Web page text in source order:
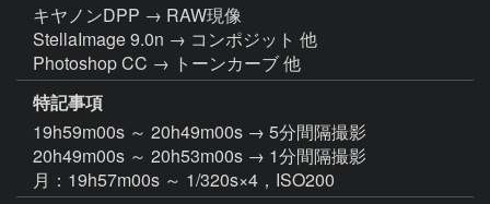
キヤノンDPP → RAW現像
StellaImage 9.0n → コンポジット 他
Photoshop CC → トーンカーブ 他
特記事項
19h59m00s ～ 20h49m00s → 5分間隔撮影
20h49m00s ～ 20h53m00s → 1分間隔撮影
月：19h57m00s ～ 1/320s×4，ISO200